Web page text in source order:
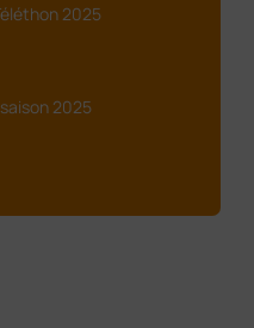
2025
2025